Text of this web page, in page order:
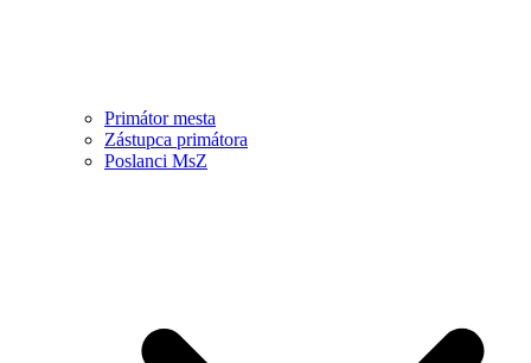
Primátor mesta
Zástupca primátora
Poslanci MsZ